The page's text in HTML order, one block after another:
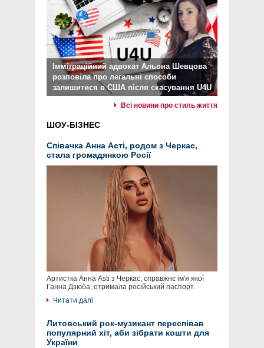
Імміграційний адвокат Альона Шевцова
розповіла про легальні способи
залишитися в США після скасування U4U
Всі новини про стиль життя
ШОУ-БІЗНЕС
Співачка Анна Асті, родом з Черкас,
стала громадянкою Росії
Артистка Анна Asti з Черкас, справжнє ім'я якої
Ганна Дзюба, отримала російський паспорт.
Читати далі
Литовський рок-музикант переспівав
популярний хіт, аби зібрати кошти для
України